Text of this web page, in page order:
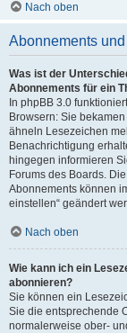
Nach oben
Abonnements
Was ist der
Abonnements für ein
In phpBB 3.0
Browsern: Sie
ähneln Lesezeichen
Benachrichtigung
hingegen informieren
Forums des Boards.
Abonnements können
einstellen“ geändert
Nach oben
Wie kann ich ein
abonnieren?
Sie können ein
Sie die entsprechende
normalerweise ober-